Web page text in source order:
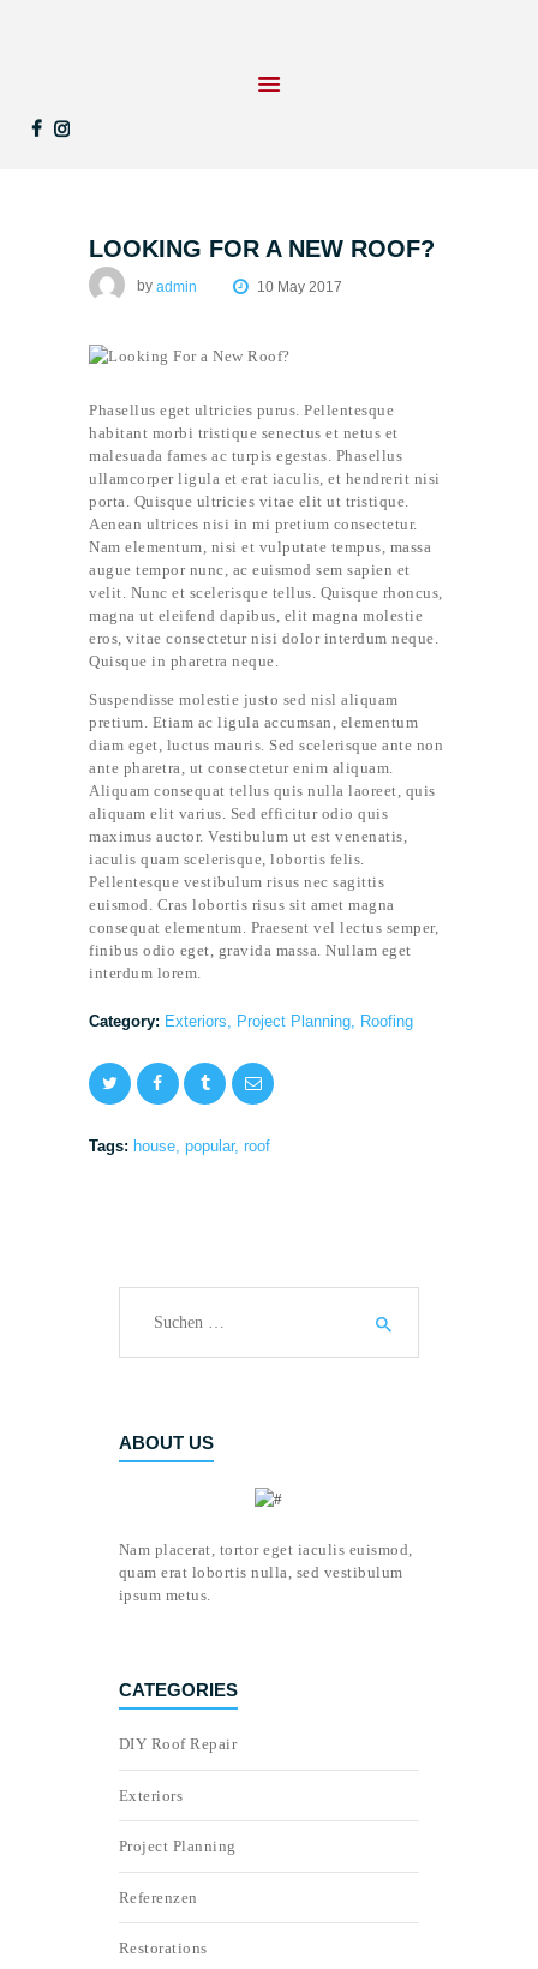
KONTAKT
UNTERNEHMEN
LOOKING FOR A NEW ROOF?
byadmin 10 May 2017
Phasellus eget ultricies purus. Pellentesque
habitant morbi tristique senectus et netus et
malesuada fames ac turpis egestas. Phasellus
ullamcorper ligula et erat iaculis, et hendrerit nisi
porta. Quisque ultricies vitae elit ut tristique.
Aenean ultrices nisi in mi pretium consectetur.
Nam elementum, nisi et vulputate tempus, massa
augue tempor nunc, ac euismod sem sapien et
velit. Nunc et scelerisque tellus. Quisque rhoncus,
magna ut eleifend dapibus, elit magna molestie
eros, vitae consectetur nisi dolor interdum neque.
Quisque in pharetra neque.
Suspendisse molestie justo sed nisl aliquam
pretium. Etiam ac ligula accumsan, elementum
diam eget, luctus mauris. Sed scelerisque ante non
ante pharetra, ut consectetur enim aliquam.
Aliquam consequat tellus quis nulla laoreet, quis
aliquam elit varius. Sed efficitur odio quis
maximus auctor. Vestibulum ut est venenatis,
iaculis quam scelerisque, lobortis felis.
Pellentesque vestibulum risus nec sagittis
euismod. Cras lobortis risus sit amet magna
consequat elementum. Praesent vel lectus semper,
finibus odio eget, gravida massa. Nullam eget
interdum lorem.
Category: Exteriors Project Planning Roofing
Tags: house, popular, roof
nach:
ABOUT US
Nam placerat, tortor eget iaculis euismod,
quam erat lobortis nulla, sed vestibulum
ipsum metus.
CATEGORIES
DIY Roof Repair
Exteriors
Project Planning
Referenzen
Restorations